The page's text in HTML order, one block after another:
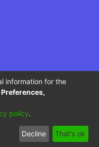
de Educación
inspección y vigilancia
Nacional.
User
Send
Feedback
information for the
policy.
Decline That's ok